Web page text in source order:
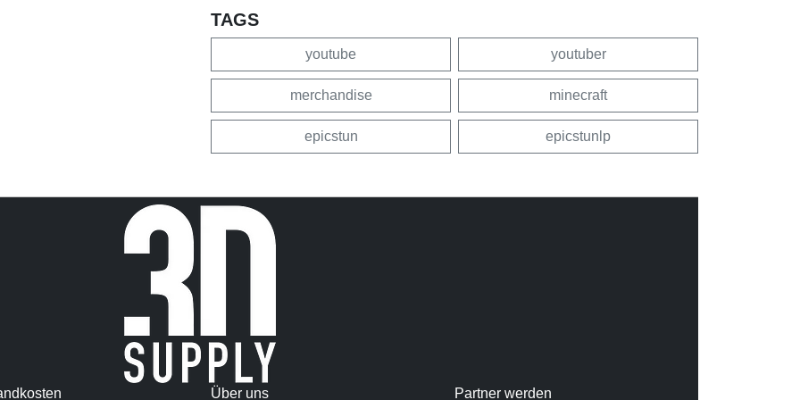
TAGS
youtube youtuber
merchandise minecraft
epicstun epicstunlp
Über uns Partner werden